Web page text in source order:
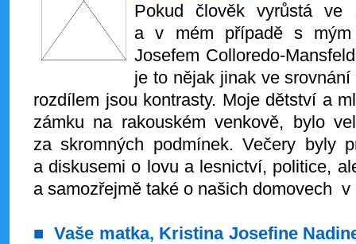
Pokud člověk vyrůstá ve
a v mém případě s mým
Josefem Colloredo-
je to nějak jinak ve
rozdílem jsou kontrasty. Moje dětství a
zámku na rakouském venkově, bylo
za skromných podmínek. Večery byly
a diskusemi o lovu a lesnictví, politice,
a samozřejmě také o našich domovech
■Vaše matka, Kristina Josefine